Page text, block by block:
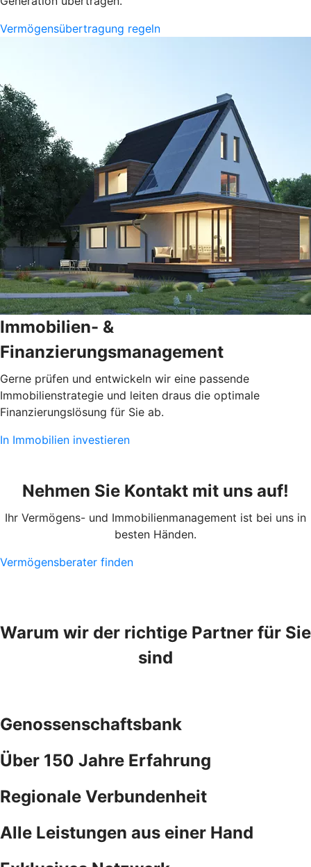
Vermögensübertragung regeln
Immobilien- &
Finanzierungsmanagement
Gerne prüfen und entwickeln wir eine passende
Immobilienstrategie und leiten draus die optimale
Finanzierungslösung für Sie ab.
In Immobilien investieren
Nehmen Sie Kontakt mit uns auf!
Ihr Vermögens- und Immobilienmanagement ist bei uns in
besten Händen.
Vermögensberater finden
Warum wir der richtige Partner für Sie
sind
Genossenschaftsbank
Über 150 Jahre Erfahrung
Regionale Verbundenheit
Alle Leistungen aus einer Hand